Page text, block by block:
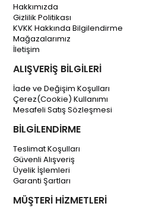
Hakkımızda
Gizlilik Politikası
KVKK Hakkında Bilgilendirme
Mağazalarımız
İletişim
ALIŞVERİŞ BİLGİLERİ
İade ve Değişim Koşulları
Çerez(Cookie) Kullanımı
Mesafeli Satış Sözleşmesi
BİLGİLENDİRME
Teslimat Koşulları
Güvenli Alışveriş
Üyelik İşlemleri
Garanti Şartları
MÜŞTERİ HİZMETLERİ